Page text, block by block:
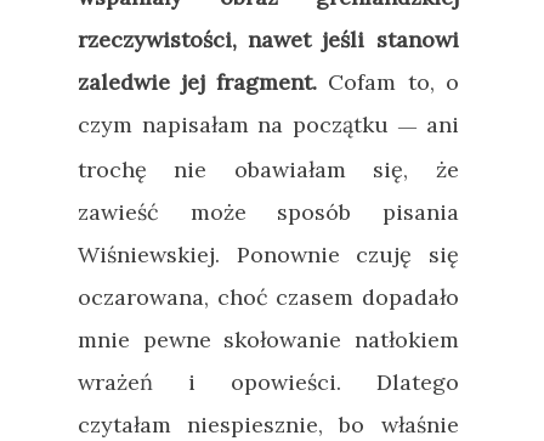
rzeczywistości, nawet jeśli stanowi
zaledwie jej fragment. Cofam to, o
czym napisałam na początku —ani
trochę nie obawiałam się, że
zawieść może sposób pisania
Wiśniewskiej. Ponownie czuję się
oczarowana, choć czasem dopadało
mnie pewne skołowanie natłokiem
wrażeń i opowieści. Dlatego
czytałam niespiesznie, bo właśnie